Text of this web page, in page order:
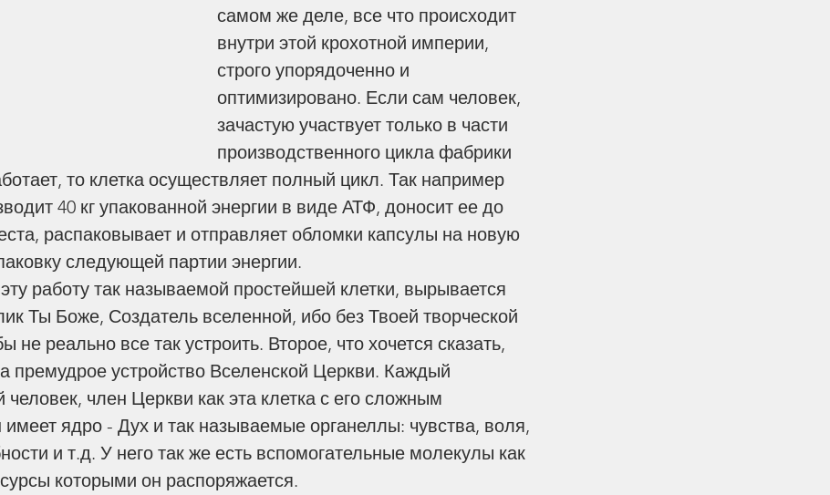
Пред Ним преклонится
всякое колено. Филиппийцам
2:9–11
самом же деле, все что происходит
внутри этой крохотной империи,
строго упорядоченно и
оптимизировано. Если сам человек,
зачастую участвует только в части
производственного цикла фабрики
то клетка осуществляет полный цикл. Так например
40 кг упакованной энергии в виде АТФ, доносит ее до
распаковывает и отправляет обломки капсулы на новую
следующей партии энергии.
работу так называемой простейшей клетки, вырывается
Ты Боже, Создатель вселенной, ибо без Твоей творческой
не реально все так устроить. Второе, что хочется сказать,
премудрое устройство Вселенской Церкви. Каждый
член Церкви как эта клетка с его сложным
ядро - Дух и так называемые органеллы: чувства, воля,
и т.д. У него так же есть вспомогательные молекулы как
которыми он распоряжается.